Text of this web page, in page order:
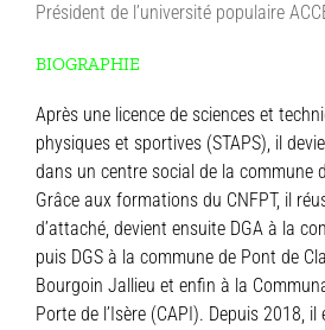
Président de l’université populaire
BIOGRAPHIE
Après une licence de sciences et
physiques et sportives (STAPS), il
dans un centre social de la commune
Grâce aux formations du CNFPT, il
d’attaché, devient ensuite DGA à la
puis DGS à la commune de Pont de
Bourgoin Jallieu et enfin à la
Porte de l’Isère (CAPI). Depuis 2018,